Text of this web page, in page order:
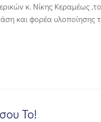
κ. Νίκης Κεραμέως
και φορέα υλοποίησης
Το!